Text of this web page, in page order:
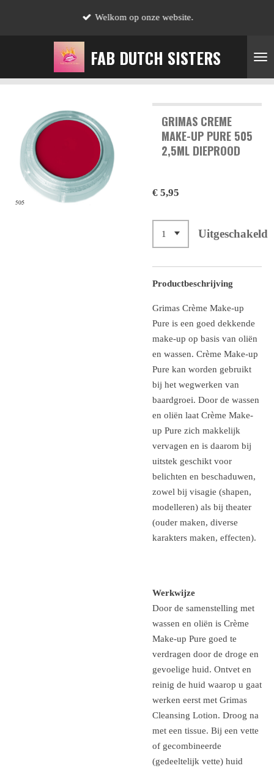
hoofdinhoud
FAB DUTCH SISTERS
Welkom op onze website.
GRIMAS CREME
MAKE-UP PURE 505
2,5ML DIEPROOD
€ 5,95
Uitgeschakeld
Productbeschrijving
Grimas Crème Make-up
Pure is een goed dekkende
make-up op basis van oliën
en wassen. Crème Make-up
Pure kan worden gebruikt
bij het wegwerken van
baardgroei. Door de wassen
en oliën laat Crème Make-
up Pure zich makkelijk
vervagen en is daarom bij
uitstek geschikt voor
belichten en beschaduwen,
zowel bij visagie (shapen,
modelleren) als bij theater
(ouder maken, diverse
karakters maken, effecten).
Werkwijze
Door de samenstelling met
wassen en oliën is Crème
Make-up Pure goed te
verdragen door de droge en
gevoelige huid. Ontvet en
reinig de huid waarop u gaat
werken eerst met Grimas
Cleansing Lotion. Droog na
met een tissue. Bij een vette
of gecombineerde
(gedeeltelijk vette) huid